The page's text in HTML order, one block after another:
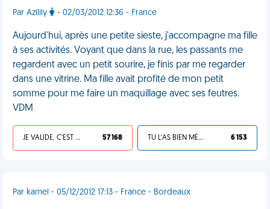
Par Azilily - 02/03/2012 12:36 - France
Aujourd'hui, après une petite sieste, j'accompagne ma fille
à ses activités. Voyant que dans la rue, les passants me
regardent avec un petit sourire, je finis par me regarder
dans une vitrine. Ma fille avait profité de mon petit
somme pour me faire un maquillage avec ses feutres.
VDM
JE VALIDE, C'EST UNE VDM 57 168 TU L'AS BIEN MÉRITÉ 6 153
Par kamel - 05/12/2012 17:13 - France - Bordeaux